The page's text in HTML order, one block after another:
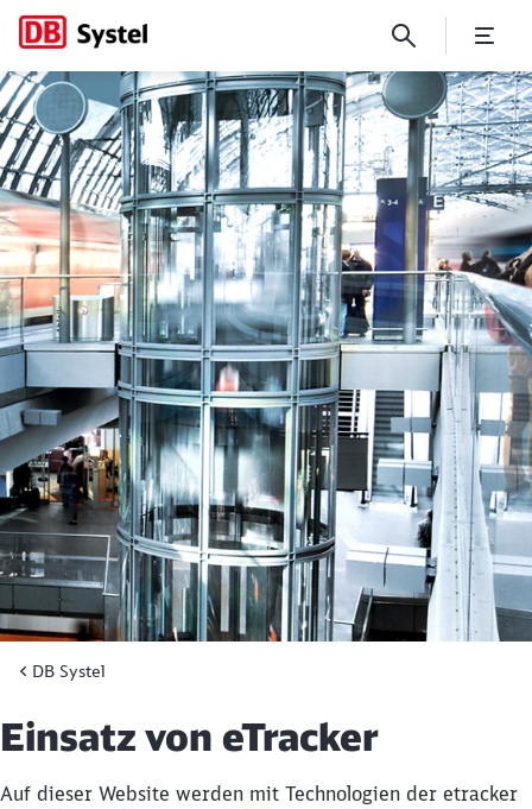
Einsatz von eTracker
DB Systel
Einsatz von eTracker
Auf dieser Website werden mit Technologien der etracker